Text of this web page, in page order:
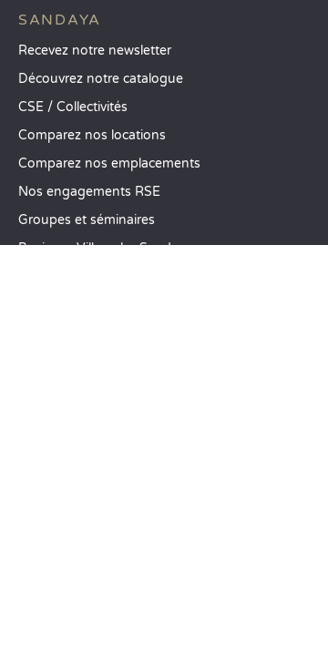
SANDAYA
Recevez notre newsletter
Découvrez notre catalogue
CSE / Collectivités
Comparez nos locations
Comparez nos emplacements
Nos engagements RSE
Groupes et séminaires
Business Village by Sandaya